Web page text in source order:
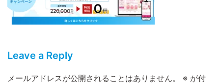
Leave a Reply
メールアドレスが公開されることはありません。 ※ が付